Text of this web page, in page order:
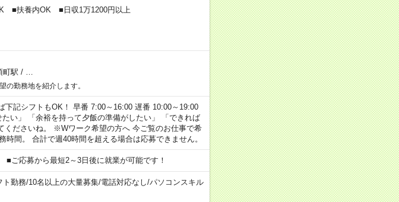
■扶養内OK ■日収1万1200円以上
町駅 /
勤務地を紹介します。
下記シフトもOK！ 早番 7:00～16:00 遅番 10:00～19:00
い」 「余裕を持って夕飯の準備がしたい」 「できれば
くださいね。 ※Wワーク希望の方へ 今ご覧のお仕事で希
間。 合計で週40時間を超える場合は応募できません。
ご応募から最短2～3日後に就業が可能です！
ト勤務/10名以上の大量募集/電話対応なし/パソコンスキル